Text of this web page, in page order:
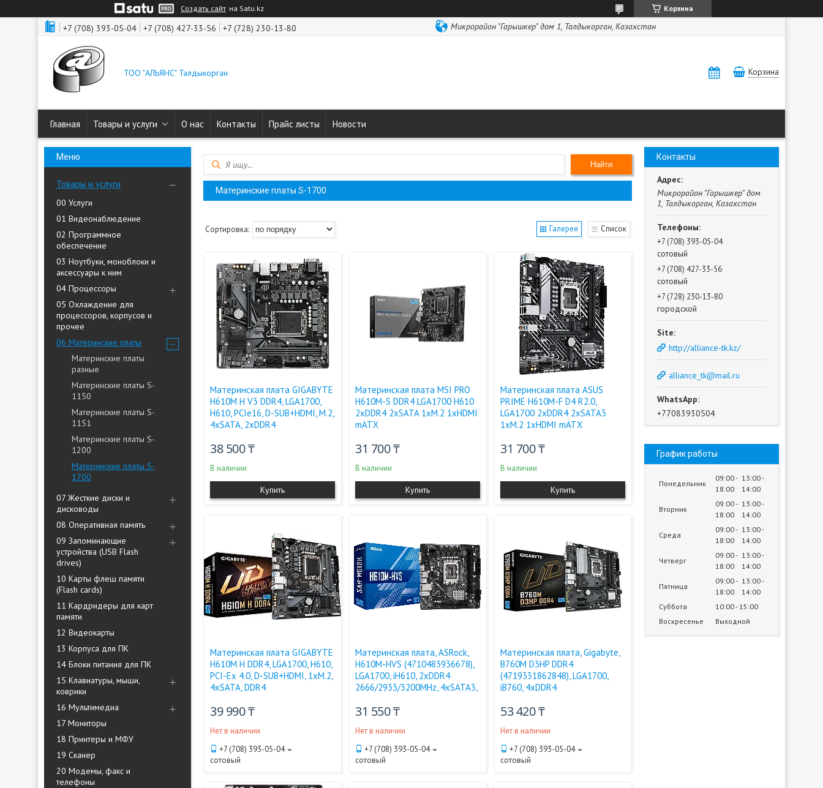
Создать сайт на Satu.kz Корзина
+7 (708) 393-05-04 +7 (708) 427-33-56 +7 (728) 230-13-80 Микрорайон "Гарышкер" дом 1, Талдыкорган, Казахстан
ТОО "АЛЬЯНС" Талдыкорган Корзина
Главная Товары и услуги О нас Контакты Прайс листы Новости
Товары и услуги
00 Услуги
01 Видеонаблюдение
02 Программное
обеспечение
03 Ноутбуки, моноблоки и
аксессуары к ним
04 Процессоры
05 Охлаждение для
процессоров, корпусов и
прочее
06 Материнские платы
Материнские платы
разные
Материнские платы S-
1150
Материнские платы S-
1151
Материнские платы S-
1200
Материнские платы S-
1700
07 Жесткие диски и
дисководы
08 Оперативная память
09 Запоминающие
устройства (USB Flash
drives)
10 Карты флеш памяти
(Flash cards)
11 Кардридеры для карт
памяти
12 Видеокарты
13 Корпуса для ПК
14 Блоки питания для ПК
15 Клавиатуры, мыши,
коврики
16 Мультимедиа
17 Мониторы
18 Принтеры и МФУ
19 Сканер
20 Модемы, факс и
телефоны
Найти
Материнские платы S-1700
Галерея Список
Материнская плата GIGABYTE
H610M H V3 DDR4, LGA1700,
H610, PCIe16, D-SUB+HDMI, M.2,
4xSATA, 2xDDR4
38 500 ₸
В наличии
Купить
Материнская плата MSI PRO
H610M-S DDR4 LGA1700 H610
2xDDR4 2xSATA 1xM.2 1xHDMI
mATX
31 700 ₸
В наличии
Купить
Материнская плата ASUS
PRIME H610M-F D4 R2.0,
LGA1700 2xDDR4 2xSATA3
1xM.2 1xHDMI mATX
31 700 ₸
В наличии
Купить
Материнская плата GIGABYTE
H610M H DDR4, LGA1700, H610,
PCI-Ex 4.0, D-SUB+HDMI, 1xM.2,
4xSATA, DDR4
39 990 ₸
Нет в наличии
+7 (708) 393-05-04
сотовый
Материнская плата, ASRock,
H610M-HVS (4710483936678),
LGA1700, iH610, 2xDDR4
2666/2933/3200MHz, 4xSATA3,
31 550 ₸
Нет в наличии
+7 (708) 393-05-04
сотовый
Материнская плата, Gigabyte,
B760M D3HP DDR4
(4719331862848), LGA1700,
iB760, 4xDDR4
53 420 ₸
Нет в наличии
+7 (708) 393-05-04
сотовый
Контакты
Микрорайон "Гарышкер" дом
1, Талдыкорган, Казахстан
+7 (708) 393-05-04
сотовый
+7 (708) 427-33-56
сотовый
+7 (728) 230-13-80
городской
http://alliance-tk.kz/
alliance_tk@mail.ru
+77083930504
График работы
Понедельник
09:00
18:00
13:00
14:00
Вторник
09:00
18:00
13:00
14:00
Среда
09:00
18:00
13:00
14:00
Четверг
09:00
18:00
13:00
14:00
Пятница
09:00
18:00
13:00
14:00
Суббота
10:00 15:00
Воскресенье
Выходной